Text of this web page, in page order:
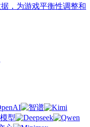
，为游戏平衡性调整和